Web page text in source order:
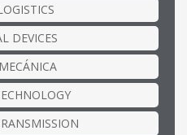
DEVICES